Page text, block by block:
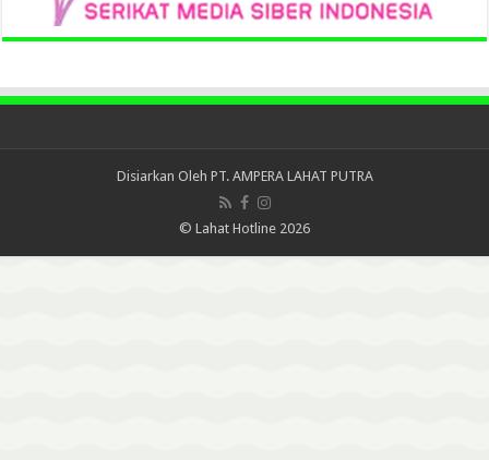
Disiarkan Oleh PT. AMPERA LAHAT PUTRA
© Lahat Hotline 2026